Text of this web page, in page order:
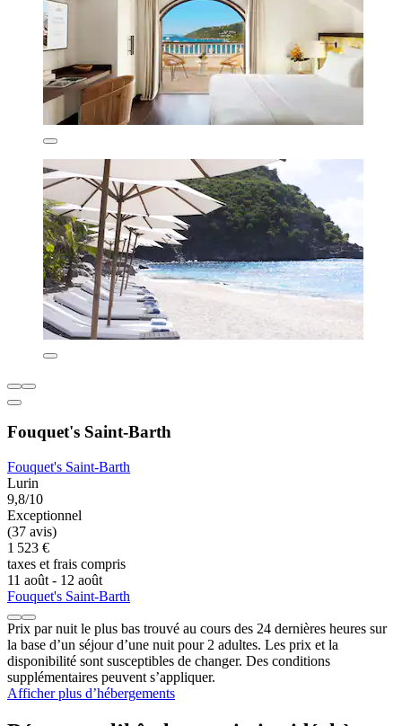
Fouquet's Saint-Barth
Fouquet's Saint-Barth
Lurin
9,8/10
Exceptionnel
(37 avis)
1 523 €
taxes et frais compris
11 août - 12 août
Fouquet's Saint-Barth
Prix par nuit le plus bas trouvé au cours des 24 dernières heures sur
la base d’un séjour d’une nuit pour 2 adultes. Les prix et la
disponibilité sont susceptibles de changer. Des conditions
supplémentaires peuvent s’appliquer.
Afficher plus d’hébergements